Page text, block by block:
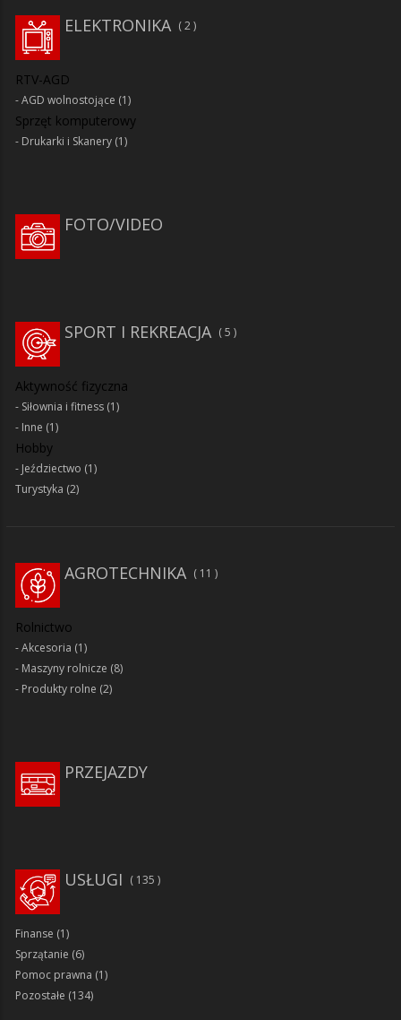
2
ELEKTRONIKA
RTV-AGD
AGD wolnostojące (1)
Sprzęt komputerowy
Drukarki i Skanery (1)
FOTO/VIDEO
SPORT I REKREACJA 5
Aktywność fizyczna
Siłownia i fitness (1)
Inne (1)
Hobby
Jeździectwo (1)
Turystyka (2)
AGROTECHNIKA 11
Rolnictwo
Akcesoria (1)
Maszyny rolnicze (8)
Produkty rolne (2)
PRZEJAZDY
135
USŁUGI
Finanse (1)
Sprzątanie (6)
Pomoc prawna (1)
Pozostałe (134)